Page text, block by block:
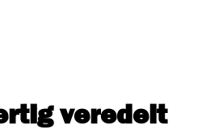
veredelt